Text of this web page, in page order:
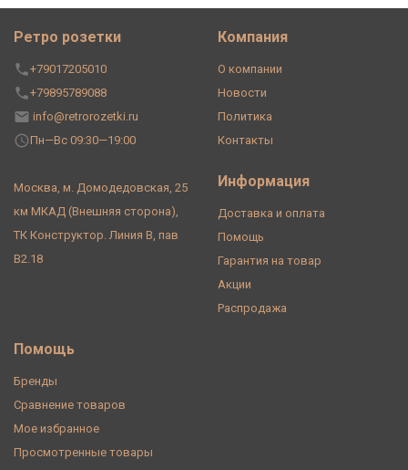
Ретро розетки
+79017205010
+79895789088
info@retrorozetki.ru
Пн—Вс 09:30—19:00
Москва, м. Домодедовская, 25
км МКАД (Внешняя сторона),
ТК Конструктор. Линия В, пав
В2.18
Компания
О компании
Новости
Политика
Контакты
Информация
Доставка и оплата
Помощь
Гарантия на товар
Акции
Распродажа
Помощь
Бренды
Сравнение товаров
Мое избранное
Просмотренные товары